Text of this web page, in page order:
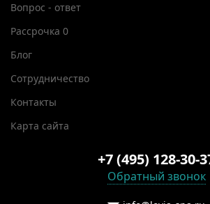
Вопрос - ответ
Рассрочка 0
Блог
Сотрудничество
Контакты
Карта сайта
+7 (495) 128-30-
Обратный звонок